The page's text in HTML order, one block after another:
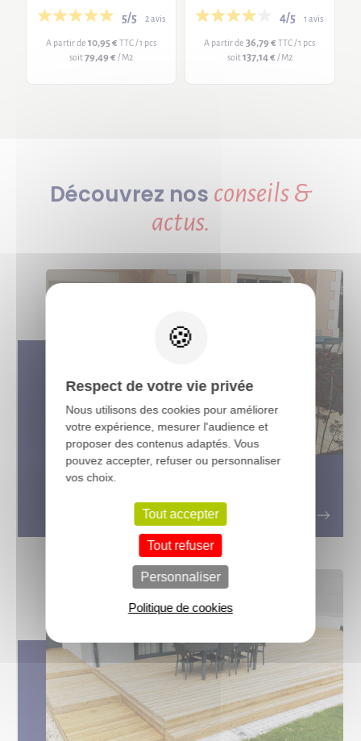
5/5 2 avis
A partir de10,95 € TTC / 1 pcs
soit79,49 € / M2
4/5 1 avis
A partir de36,79 € TTC / 1 pcs
soit137,14 € / M2
Découvrez nos conseils &
actus.
La terrasse bois Accoya : Une
solution durable et écologique
Respect de votre vie privée
Nous utilisons des cookies pour améliorer
votre expérience, mesurer l'audience et
proposer des contenus adaptés. Vous
pouvez accepter, refuser ou personnaliser
vos choix.
Tout accepter
Tout refuser
Personnaliser
Politique de cookies